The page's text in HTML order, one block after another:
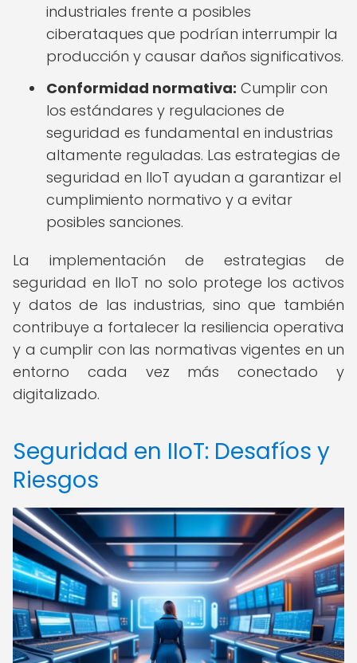
industriales frente a posibles
ciberataques que podrían interrumpir la
producción y causar daños significativos.
Conformidad normativa: Cumplir con
los estándares y regulaciones de
seguridad es fundamental en industrias
altamente reguladas. Las estrategias de
seguridad en IIoT ayudan a garantizar el
cumplimiento normativo y a evitar
posibles sanciones.
La implementación de estrategias de
seguridad en IIoT no solo protege los activos
y datos de las industrias, sino que también
contribuye a fortalecer la resiliencia operativa
y a cumplir con las normativas vigentes en un
entorno cada vez más conectado y
digitalizado.
Seguridad en IIoT: Desafíos y
Riesgos